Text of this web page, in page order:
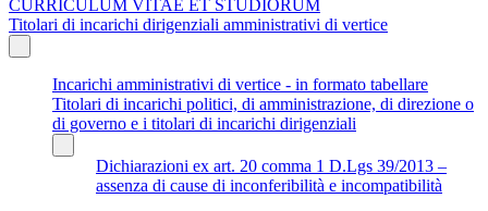
CURRICULUM VITAE ET STUDIORUM
Titolari di incarichi dirigenziali amministrativi di vertice
Incarichi amministrativi di vertice - in formato tabellare
Titolari di incarichi politici, di amministrazione, di direzione o
di governo e i titolari di incarichi dirigenziali
Dichiarazioni ex art. 20 comma 1 D.Lgs 39/2013 –
assenza di cause di inconferibilità e incompatibilità